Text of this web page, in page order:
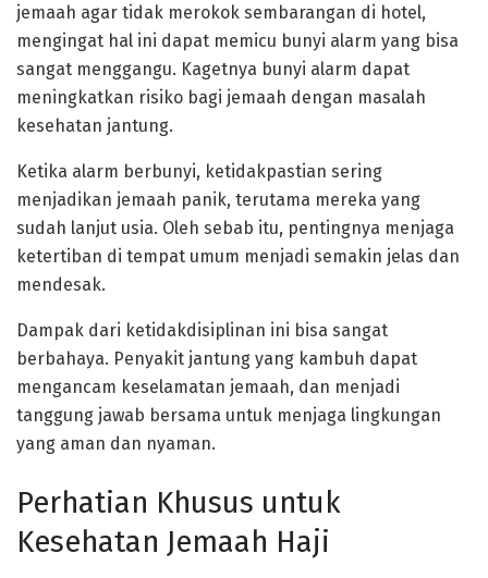
jemaah agar tidak merokok sembarangan di hotel,
mengingat hal ini dapat memicu bunyi alarm yang bisa
sangat menggangu. Kagetnya bunyi alarm dapat
meningkatkan risiko bagi jemaah dengan masalah
kesehatan jantung.
Ketika alarm berbunyi, ketidakpastian sering
menjadikan jemaah panik, terutama mereka yang
sudah lanjut usia. Oleh sebab itu, pentingnya menjaga
ketertiban di tempat umum menjadi semakin jelas dan
mendesak.
Dampak dari ketidakdisiplinan ini bisa sangat
berbahaya. Penyakit jantung yang kambuh dapat
mengancam keselamatan jemaah, dan menjadi
tanggung jawab bersama untuk menjaga lingkungan
yang aman dan nyaman.
Perhatian Khusus untuk
Kesehatan Jemaah Haji